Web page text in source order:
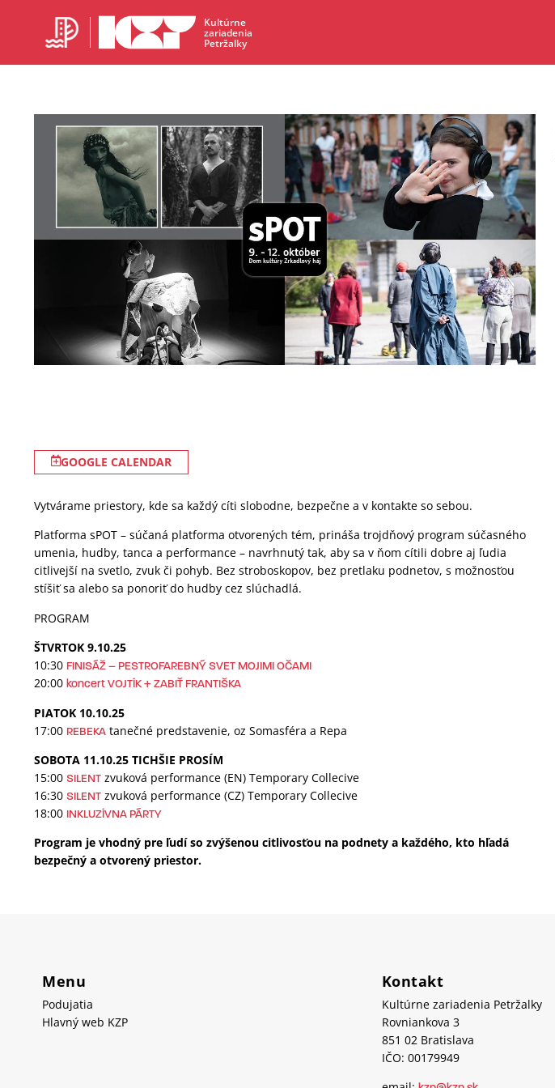
Kultúrne
zariadenia
Petržalky
GOOGLE CALENDAR
Vytvárame priestory, kde sa každý cíti slobodne, bezpečne a v kontakte so sebou.
Platforma sPOT – súčaná platforma otvorených tém, prináša trojdňový program súčasného
umenia, hudby, tanca a performance – navrhnutý tak, aby sa v ňom cítili dobre aj ľudia
citlivejší na svetlo, zvuk či pohyb. Bez stroboskopov, bez pretlaku podnetov, s možnosťou
stíšiť sa alebo sa ponoriť do hudby cez slúchadlá.
PROGRAM
ŠTVRTOK 9.10.25
10:30 FINISÁŽ – PESTROFAREBNÝ SVET MOJIMI OČAMI
20:00 koncert VOJTÍK + ZABIŤ FRANTIŠKA
PIATOK 10.10.25
17:00 REBEKA tanečné predstavenie, oz Somasféra a Repa
SOBOTA 11.10.25 TICHŠIE PROSÍM
15:00 SILENT zvuková performance (EN) Temporary Collecive
16:30 SILENT zvuková performance (CZ) Temporary Collecive
18:00 INKLUZÍVNA PÁRTY
Program je vhodný pre ľudí so zvýšenou citlivosťou na podnety a každého, kto hľadá
bezpečný a otvorený priestor.
Menu
Podujatia
Hlavný web KZP
Kontakt
Kultúrne zariadenia Petržalky
Rovniankova 3
851 02 Bratislava
IČO: 00179949